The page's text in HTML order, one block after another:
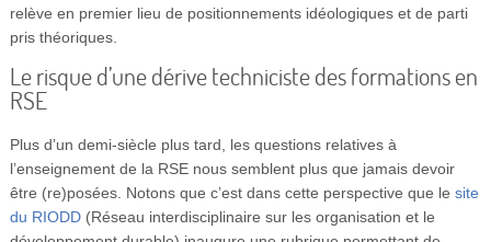
relève en premier lieu de positionnements idéologiques et de parti
pris théoriques.
Le risque d’une dérive techniciste des formations en
RSE
Plus d’un demi-siècle plus tard, les questions relatives à
l’enseignement de la RSE nous semblent plus que jamais devoir
être (re)posées. Notons que c’est dans cette perspective que le site
du RIODD(Réseau interdisciplinaire sur les organisation et le